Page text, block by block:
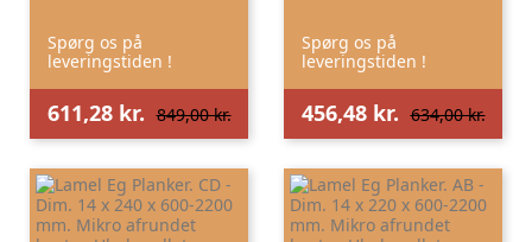
Spørg os på
leveringstiden !
611,28 kr. 849,00 kr.
Spørg os på
leveringstiden !
456,48 kr. 634,00 kr.